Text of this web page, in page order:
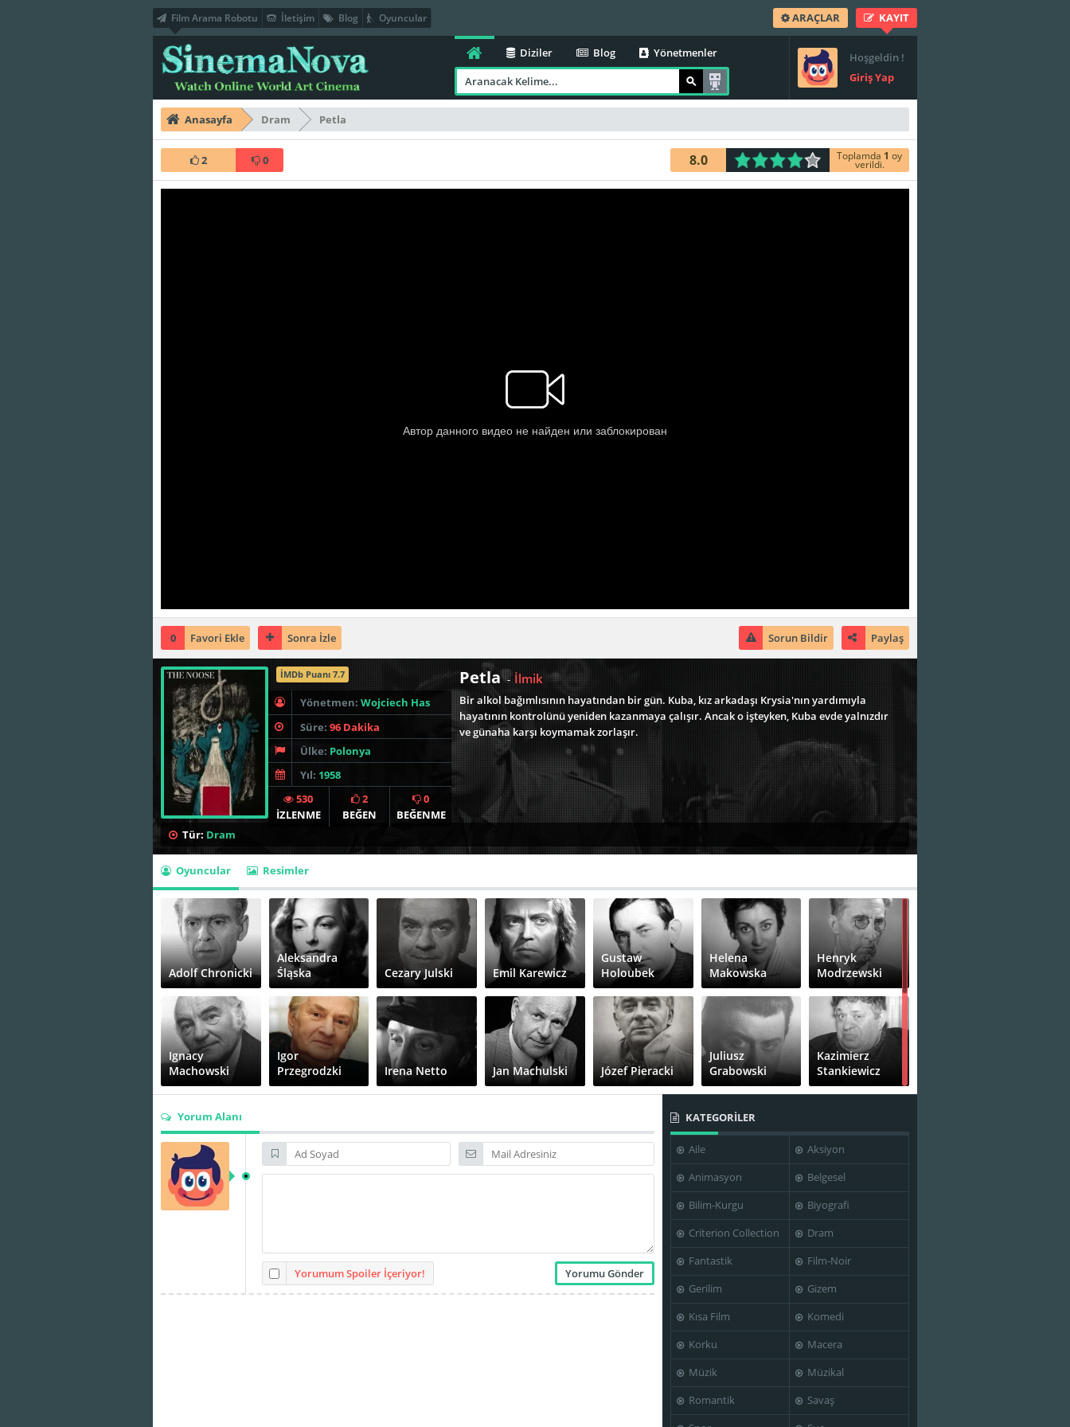
Film Arama Robotu İletişim Blog Oyuncular ARAÇLAR KAYIT
Hoşgeldin !
Giriş Yap
Diziler Blog Yönetmenler
Anasayfa Dram Petla
2 0 8.0 Toplamda 1 oy
verildi.
0 Favori Ekle Sonra İzle Paylaş
Sorun Bildir
İMDb Puanı 7.7
Yönetmen: Wojciech Has
Süre: 96 Dakika
Ülke: Polonya
Yıl: 1958
530
İZLENME
2
BEĞEN
0
BEĞENME
Petla - İlmik
Bir alkol bağımlısının hayatından bir gün. Kuba, kız arkadaşı Krysia'nın yardımıyla
hayatının kontrolünü yeniden kazanmaya çalışır. Ancak o işteyken, Kuba evde yalnızdır
ve günaha karşı koymamak zorlaşır.
Tür: Dram
Oyuncular Resimler
Adolf Chronicki
Aleksandra
Śląska
Cezary Julski Emil Karewicz
Gustaw
Holoubek
Helena
Makowska
Henryk
Modrzewski
Ignacy
Machowski
Igor
Przegrodzki
Irena Netto Jan Machulski Józef Pieracki
Juliusz
Grabowski
Kazimierz
Stankiewicz
Roman
Kłosowski
Stanisław
Milski
Stefan Bartik
Tadeusz
Fijewski
Gwiazdowski
Teresa
Władysław
Dewoyno
Władysław
Głąbik
Włodzimierz
Zygmunt Zintel Wojciech Has
Yorum Alanı
Yorumum Spoiler İçeriyor!
KATEGORİLER
Aile
Aksiyon
Animasyon
Belgesel
Bilim-Kurgu
Biyografi
Criterion Collection
Dram
Fantastik
Film-Noir
Gerilim
Gizem
Kısa Film
Komedi
Korku
Macera
Müzik
Müzikal
Romantik
Savaş